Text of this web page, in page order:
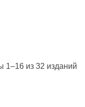
1–16 из 32 изданий